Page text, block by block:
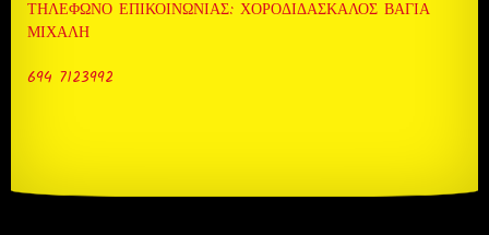
ΤΗΛΈΦΩΝΟ ΕΠΙΚΟΙΝΩΝΊΑΣ: ΧΟΡΟΔΙΔΑΣΚΑΛΟΣ ΒΆΓΙΑ
ΜΙΧΆΛΗ
694 7123992